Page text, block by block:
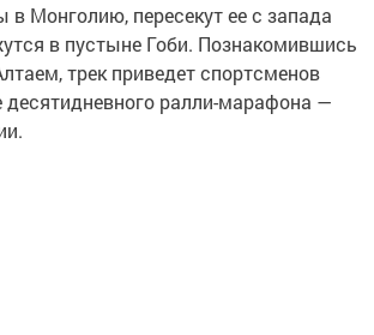
в Монголию, пересекут ее с запада
в пустыне Гоби. Познакомившись
трек приведет спортсменов
десятидневного ралли-марафона —